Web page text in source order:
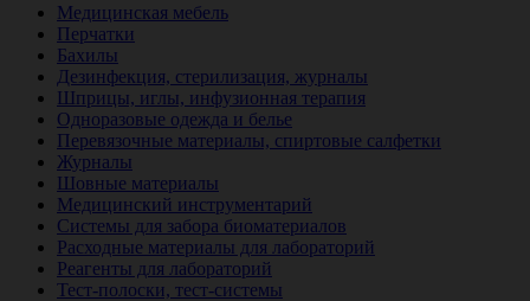
Медицинская мебель
Перчатки
Бахилы
Дезинфекция, стерилизация, журналы
Шприцы, иглы, инфузионная терапия
Одноразовые одежда и белье
Перевязочные материалы, спиртовые салфетки
Журналы
Шовные материалы
Медицинский инструментарий
Системы для забора биоматериалов
Расходные материалы для лабораторий
Реагенты для лабораторий
Тест-полоски, тест-системы